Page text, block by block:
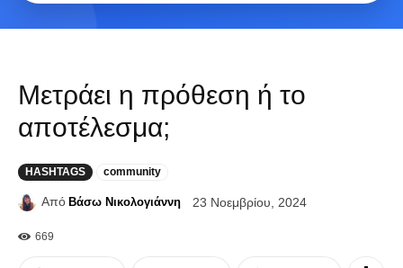
Μετράει η πρόθεση ή το
αποτέλεσμα;
HASHTAGS community
Από Βάσω Νικολογιάννη 23 Νοεμβρίου, 2024
669